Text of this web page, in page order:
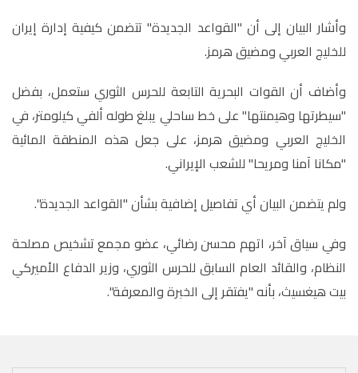
وأشار البيان إلى أن "القواعد الجديدة" تتضمن كيفية إدارة إيران
للخليج العربي ومضيق هرمز.
وأضاف أن القوات البحرية التابعة للحرس الثوري ستعمل، بفضل
"سيطرتها وهيمنتها" على خط ساحلي يبلغ طوله ألفي كيلومتر، في
الخليج العربي ومضيق هرمز، على جعل هذه المنطقة المائية
"مكانا آمنا ومريحا" للشعب الإيراني.
ولم يتضمن البيان أي تفاصيل إضافية بشأن "القواعد الجديدة".
وفي سياق آخر، اتهم محسن رضائي، عضو مجمع تشخيص مصلحة
النظام، والقائد العام السابق للحرس الثوري، وزير الدفاع الأميركي
بيت هيغسيث، بأنه "يفتقر إلى الخبرة والمعرفة".